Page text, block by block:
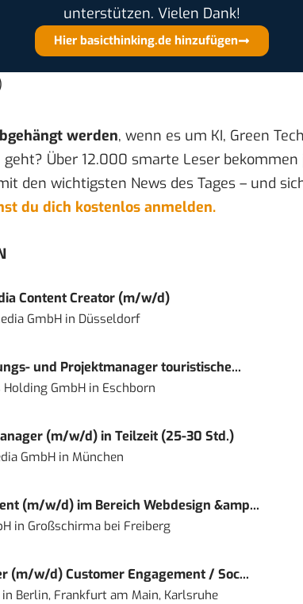
unterstützen. Vielen Dank!
Hier basicthinking.de hinzufügen
werden, wenn es um KI, Green
Über 12.000 smarte Leser bekommen
den wichtigsten News des Tages – und
du dich kostenlos anmelden.
Content Creator (m/w/d)
GmbHin Düsseldorf
und Projektmanager touristische...
GmbHin Eschborn
(m/w/d) in Teilzeit (25-30 Std.)
GmbHin München
(m/w/d) im Bereich Webdesign &amp...
in Großschirma bei Freiberg
(m/w/d) Customer Engagement / Soc...
in Berlin, Frankfurt am Main, Karlsruhe